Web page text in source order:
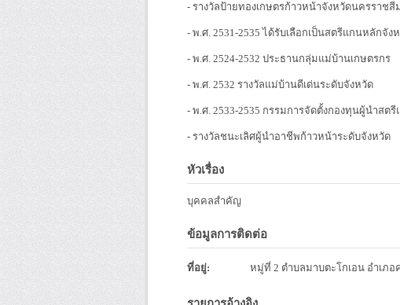
- รางวัลป้ายทองเกษตรก้าวหน้าจังหวัดนครราชสี
- พ.ศ. 2531-2535 ได้รับเลือกเป็นสตรีแกนหลักจั
- พ.ศ. 2524-2532 ประธานกลุ่มแม่บ้านเกษตรกร
- พ.ศ. 2532 รางวัลแม่บ้านดีเด่นระดับจังหวัด
- พ.ศ. 2533-2535 กรรมการจัดตั้งกองทุนผู้นำสตรี
- รางวัลชนะเลิศผู้นำอาชีพก้าวหน้าระดับจังหวัด
หัวเรื่อง
บุคคลสำคัญ
ข้อมูลการติดต่อ
ที่อยู่: หมู่ที่ 2 ตำบลมาบตะโกเอน อำเภ